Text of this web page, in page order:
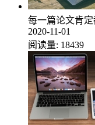
每一篇论文肯
2020-11-01
阅读量: 18439